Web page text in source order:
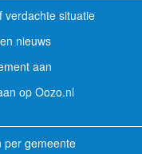
verdachte situatie
nieuws
aan
op Oozo.nl
per gemeente